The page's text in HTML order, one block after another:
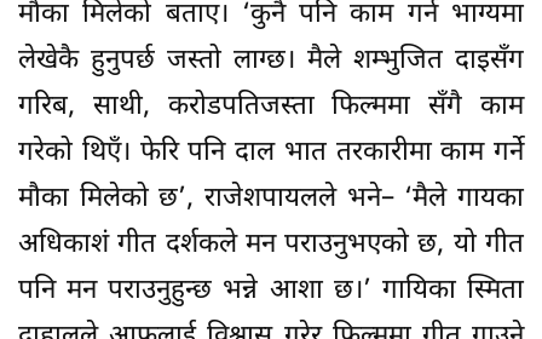
फिल्मको पहिलो गीतसँगै यो गीत पनि हिट हुनेमा
आफू विश्वस्त रहेको बताइन्।
फिल्मका प्रस्तुतकर्ता किरण केसीले फिल्ममा हाँसो
मात्र भएको र दर्शकको पैसाको शत प्रतिशत सदुपयोग
गर्ने दाबी गरे। ‘फिल्मको टेक्निकल काम धेरै बाँकी
भएकाले हामीले वैशाख १३ बाट वैशाख २० लाई
प्रदर्शन मिति सारेका छौं’, किरणले भने– ‘दर्शकलाई